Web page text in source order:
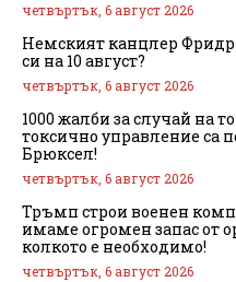
четвъртък, 6 август 2026
Немският канцлер
си на 10 август?
четвъртък, 6 август 2026
1000 жалби за случай на
токсично управление са
Брюксел!
четвъртък, 6 август 2026
Тръмп строи военен
имаме огромен запас от
колкото е необходимо!
четвъртък, 6 август 2026